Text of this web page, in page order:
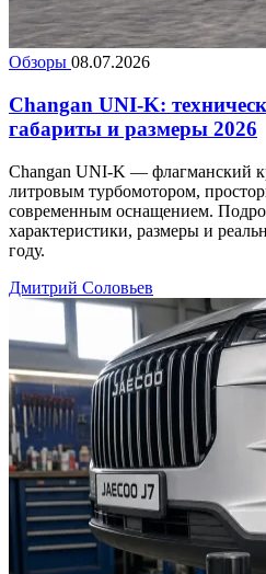
Обзоры 08.07.2026
Changan UNI-K:
габариты и размеры 2026
Changan UNI-K — флагманский
литровым турбомотором,
современным оснащением.
характеристики, размеры и
году.
Дмитрий Соловьев